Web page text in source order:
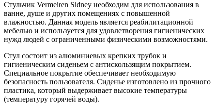
Стульчик Vermeiren Sidney необходим для использования в
ванне, душе и других помещениях с повышенной
влажностью. Данная модель является реабилитационной
мебелью и используется для удовлетворения гигиенических
нужд людей с ограниченными физическими возможностями.
Стул состоит из алюминиевых крепких трубок и
гигиеническим сиденьем с антискользящим покрытием.
Специальное покрытие обеспечивает необходимую
безопасность пользователя. Сиденье изготовлено из прочного
пластика, который выдерживает высокие температуры
(температуру горячей воды).